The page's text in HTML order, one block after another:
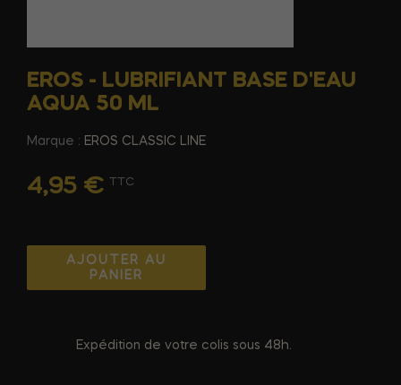
EROS - LUBRIFIANT BASE D'EAU
AQUA 50 ML
Marque : EROS CLASSIC LINE
4,95 € TTC
AJOUTER AU
PANIER
Expédition de votre colis sous 48h.